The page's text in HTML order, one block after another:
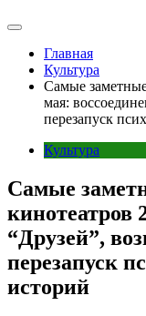
Главная
Культура
Самые
мая:
перезапуск
Культура
Самые
кинотеатров
“Друзей”,
перезапуск
историй